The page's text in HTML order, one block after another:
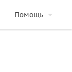
Помощь